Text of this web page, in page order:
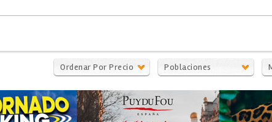
Ordenar Por Precio Poblaciones